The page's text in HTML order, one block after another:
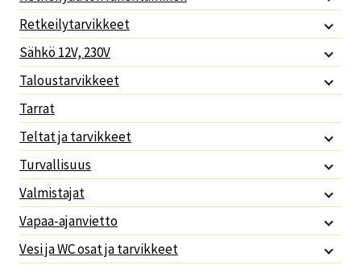
Retkeilytarvikkeet
Sähkö 12V, 230V
Taloustarvikkeet
Tarrat
Teltat ja tarvikkeet
Turvallisuus
Valmistajat
Vapaa-ajanvietto
Vesi ja WC osat ja tarvikkeet